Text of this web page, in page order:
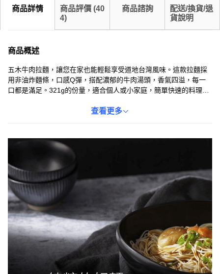
商品詳情 商品評價 (40
4)
商品諮詢
配送/換貨/退
貨說明
商品概述
五木牛肉拉麵，讓您在家也能輕鬆享受道地台灣風味。這款拉麵採
用非油炸麵條，口感Q彈，搭配濃郁的牛肉湯頭，香氣四溢，每一
口都是滿足。321g的份量，適合個人或小家庭，簡單快速的料理方
您吃得安心又健康。無論是正餐或宵夜，五木牛肉拉麵都是您的最
查看更多